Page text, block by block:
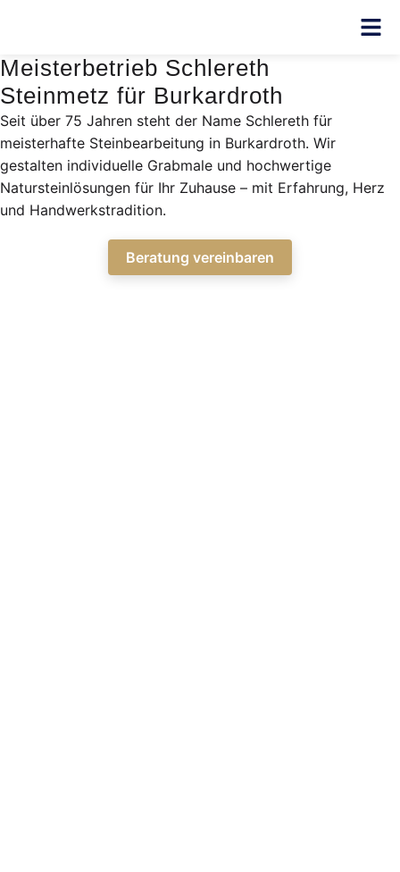
Meisterbetrieb Schlereth
Steinmetz für Burkardroth
Seit über 75 Jahren steht der Name Schlereth für
meisterhafte Steinbearbeitung in Burkardroth. Wir
gestalten individuelle Grabmale und hochwertige
Natursteinlösungen für Ihr Zuhause – mit Erfahrung, Herz
und Handwerkstradition.
Beratung vereinbaren